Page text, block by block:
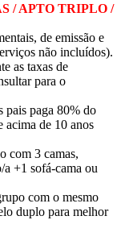
/ APTO TRIPLO /
de emissão e
não incluídos).
as taxas de
para o
pais paga 80% do
acima de 10 anos
com 3 camas,
a +1 sofá-cama ou
com o mesmo
duplo para melhor